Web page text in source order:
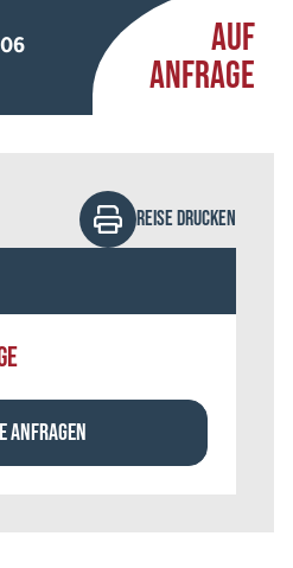
AUF
ANFRAGE
REISE DRUCKEN
ANFRAGEN